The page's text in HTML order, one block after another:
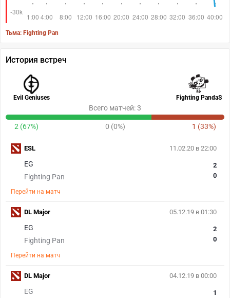
Тьма: Fighting Pan
История встреч
Evil Geniuses Fighting PandaS
Всего матчей: 3
2 (67%) 0 (0%) 1 (33%)
11.02.20 в 22:00
EG
Fighting Pan
2
0
Перейти на матч
ESL
05.12.19 в 01:30
EG
Fighting Pan
2
0
Перейти на матч
DL Major
04.12.19 в 00:00
EG
1
DL Major